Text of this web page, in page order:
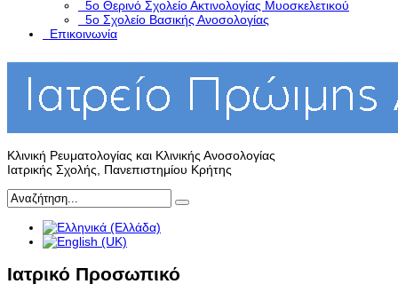
5o Θερινό Σχολείο Ακτινολογίας Μυοσκελετικού
5ο Σχολείο Βασικής Ανοσολογίας
Επικοινωνία
Κλινική Ρευματολογίας και Κλινικής Ανοσολογίας
Ιατρικής Σχολής, Πανεπιστημίου Κρήτης
Ιατρικό Προσωπικό